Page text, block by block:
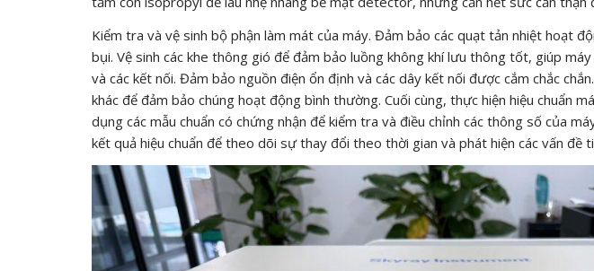
Kiểm tra và vệ sinh bộ phận làm mát của máy. Đảm bảo các quạt tản nhiệt hoạt
bụi. Vệ sinh các khe thông gió để đảm bảo luồng không khí lưu thông tốt, giúp
và các kết nối. Đảm bảo nguồn điện ổn định và các dây kết nối được cắm chắc
khác để đảm bảo chúng hoạt động bình thường. Cuối cùng, thực hiện hiệu chuẩn
dụng các mẫu chuẩn có chứng nhận để kiểm tra và điều chỉnh các thông số của
kết quả hiệu chuẩn để theo dõi sự thay đổi theo thời gian và phát hiện các vấn đề